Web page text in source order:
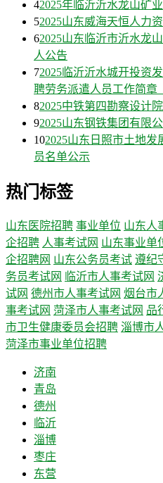
42025年临沂沂水龙山矿
52025山东威海天恒人力
62025山东临沂市沂水龙
人公告
72025临沂沂水城开投资
聘劳务派遣人员工作简章
82025中铁第四勘察设计
92025山东钢铁集团有限
102025山东日照市土地
员名单公示
热门标签
山东医院招聘 事业单位 山东人
企招聘 人事考试网 山东事业单
企招聘网 山东公务员考试 遵纪
务员考试网 临沂市人事考试网
试网 德州市人事考试网 烟台市
事考试网 菏泽市人事考试网 品
市卫生健康委员会招聘 淄博市
菏泽市事业单位招聘
济南
青岛
德州
临沂
淄博
枣庄
东营